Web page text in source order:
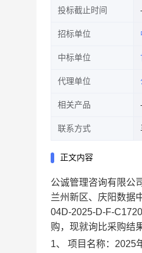
投标截止时间
招标单位
中标单位
代理单位
相关产品
联系方式
正文内容
公诚管理咨询有限公
兰州新区、庆阳数据
04D-2025-D-F-
购，现就询比采购结
1、
项目名称： 2025